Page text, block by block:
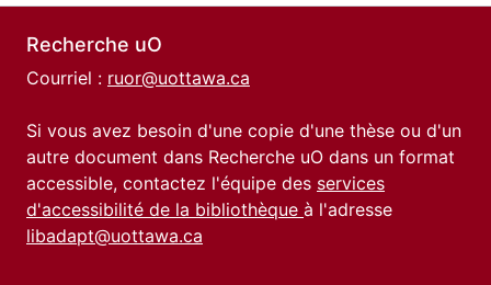
Recherche uO
Courriel : ruor@uottawa.ca
Si vous avez besoin d'une copie d'une thèse ou d'un
autre document dans Recherche uO dans un format
accessible, contactez l'équipe des services
d'accessibilité de la bibliothèque à l'adresse
libadapt@uottawa.ca